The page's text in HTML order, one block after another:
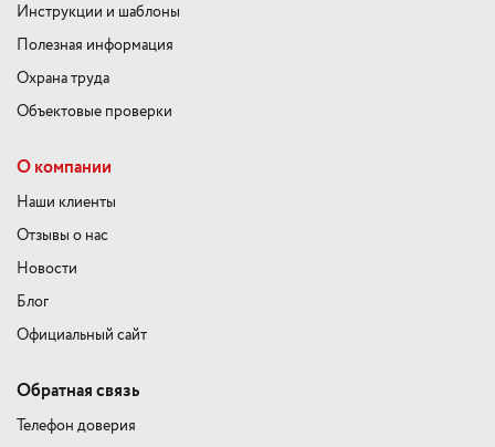
Инструкции и шаблоны
Полезная информация
Охрана труда
Объектовые проверки
О компании
Наши клиенты
Отзывы о нас
Новости
Блог
Официальный сайт
Обратная связь
Телефон доверия